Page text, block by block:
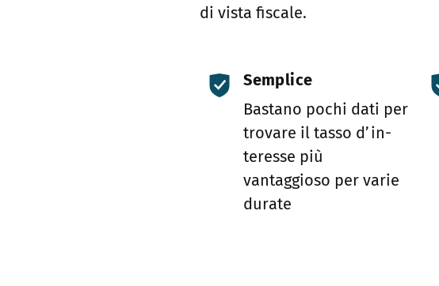
di vista fiscale.
Semplice
Bastano pochi dati per
trovare il tasso d’in­
teresse più
vantaggioso per varie
durate